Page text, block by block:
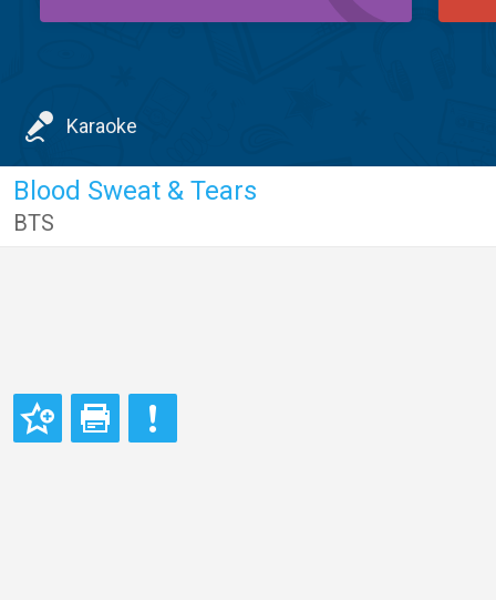
Karaoke
Blood Sweat & Tears
BTS